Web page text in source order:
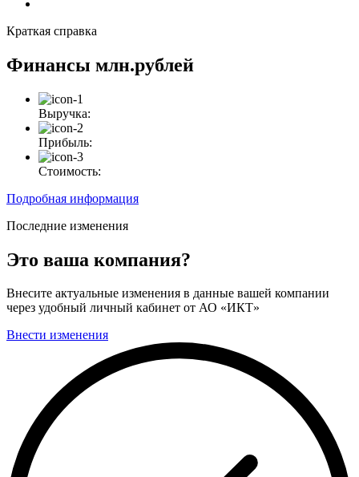
Краткая справка
Финансы млн.рублей
Выручка:
Прибыль:
Стоимость:
Подробная информация
Последние изменения
Это ваша компания?
Внесите актуальные изменения в данные вашей компании
через удобный личный кабинет от АО «ИКТ»
Внести изменения